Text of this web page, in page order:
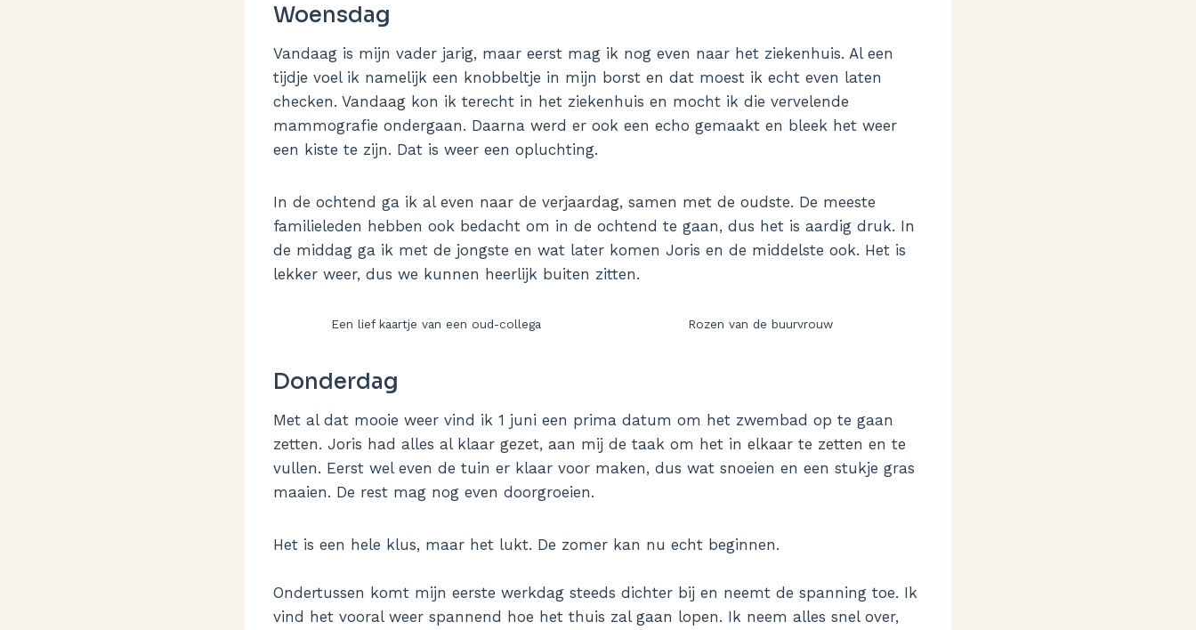
Woensdag
Vandaag is mijn vader jarig, maar eerst mag ik nog even naar het ziekenhuis. Al een
tijdje voel ik namelijk een knobbeltje in mijn borst en dat moest ik echt even laten
checken. Vandaag kon ik terecht in het ziekenhuis en mocht ik die vervelende
mammografie ondergaan. Daarna werd er ook een echo gemaakt en bleek het weer
een kiste te zijn. Dat is weer een opluchting.
In de ochtend ga ik al even naar de verjaardag, samen met de oudste. De meeste
familieleden hebben ook bedacht om in de ochtend te gaan, dus het is aardig druk. In
de middag ga ik met de jongste en wat later komen Joris en de middelste ook. Het is
lekker weer, dus we kunnen heerlijk buiten zitten.
Een lief kaartje van een oud-collega Rozen van de buurvrouw
Donderdag
Met al dat mooie weer vind ik 1 juni een prima datum om het zwembad op te gaan
zetten. Joris had alles al klaar gezet, aan mij de taak om het in elkaar te zetten en te
vullen. Eerst wel even de tuin er klaar voor maken, dus wat snoeien en een stukje gras
maaien. De rest mag nog even doorgroeien.
Het is een hele klus, maar het lukt. De zomer kan nu echt beginnen.
Ondertussen komt mijn eerste werkdag steeds dichter bij en neemt de spanning toe. Ik
vind het vooral weer spannend hoe het thuis zal gaan lopen. Ik neem alles snel over,